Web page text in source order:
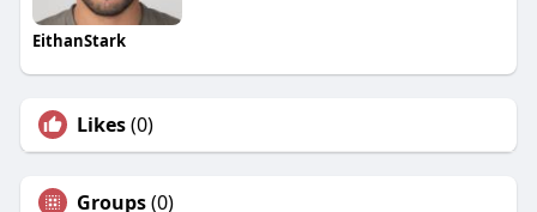
EithanStark
Likes(0)
Groups(0)